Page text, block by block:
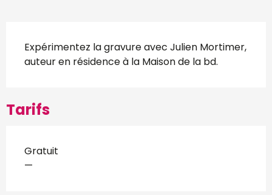
Description
Expérimentez la gravure avec Julien Mortimer,
auteur en résidence à la Maison de la bd.
Tarifs
Gratuit
—